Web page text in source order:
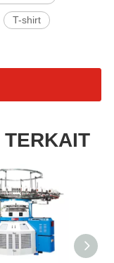
T-shirt
TERKAIT